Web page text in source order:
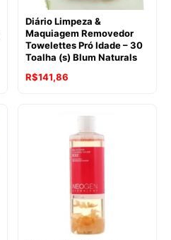
Diário Limpeza &
Maquiagem Removedor
Towelettes Pró Idade – 30
Toalha (s) Blum Naturals
R$141,86